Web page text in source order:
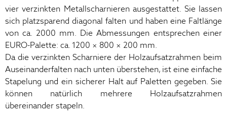
vier verzinkten Metallscharnieren ausgestattet. Sie lassen
sich platzsparend diagonal falten und haben eine Faltlänge
von ca. 2000 mm. Die Abmessungen entsprechen einer
EURO-Palette: ca. 1200 × 800 × 200 mm.
Da die verzinkten Scharniere der Holzaufsatzrahmen beim
Auseinanderfalten nach unten überstehen, ist eine einfache
Stapelung und ein sicherer Halt auf Paletten gegeben. Sie
können natürlich mehrere Holzaufsatzrahmen
übereinander stapeln.